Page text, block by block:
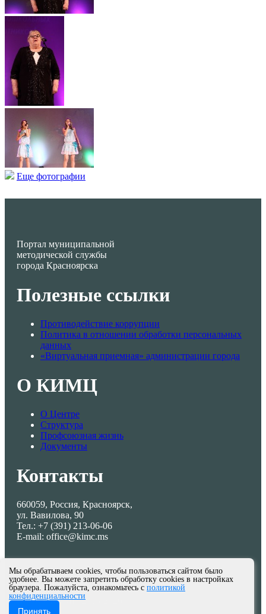
Еще фотографии
Портал муниципальной
методической службы
города Красноярска
Полезные ссылки
Противодействие коррупции
Политика в отношении обработки персональных
данных
«Виртуальная приемная» администрации города
О КИМЦ
О Центре
Структура
Профсоюзная жизнь
Документы
Контакты
660059, Россия, Красноярск,
ул. Вавилова, 90
Тел.: +7 (391) 213-06-06
E-mail: office@kimc.ms
© МКУ КИМЦ 2013-2026
Мы обрабатываем cookies, чтобы пользоваться сайтом было
удобнее. Вы можете запретить обработку cookies в настройках
браузера. Пожалуйста, ознакомьтесь с политикой
конфиденциальности
Принять